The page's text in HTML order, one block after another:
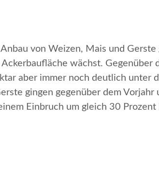
von Weizen, Mais und Gerste
wächst. Gegenüber
aber immer noch deutlich unter
gingen gegenüber dem
Einbruch um gleich 30